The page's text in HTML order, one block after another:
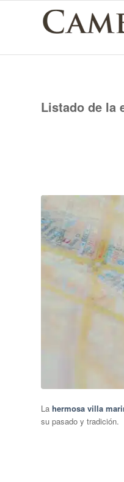
Listado de la
La hermosa villa
su pasado y tradición.